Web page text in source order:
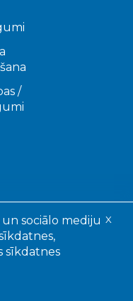
/
X
sociālo mediju
sīkdatnes